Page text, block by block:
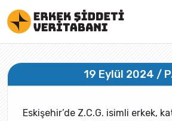
19 Eylül 2024 /
Eskişehir’de Z.C.G. isimli erkek,